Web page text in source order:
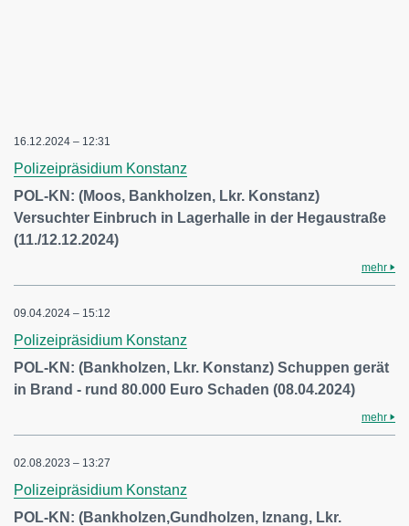
16.12.2024 – 12:31
Polizeipräsidium Konstanz
POL-KN: (Moos, Bankholzen, Lkr. Konstanz)
Versuchter Einbruch in Lagerhalle in der Hegaustraße
(11./12.12.2024)
mehr
09.04.2024 – 15:12
Polizeipräsidium Konstanz
POL-KN: (Bankholzen, Lkr. Konstanz) Schuppen gerät
in Brand - rund 80.000 Euro Schaden (08.04.2024)
mehr
02.08.2023 – 13:27
Polizeipräsidium Konstanz
POL-KN: (Bankholzen,Gundholzen, Iznang, Lkr.